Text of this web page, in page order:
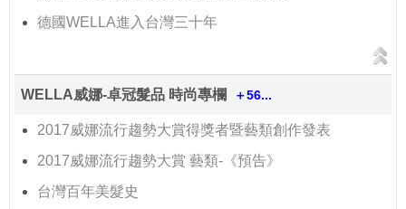
德國WELLA進入台灣三十年
WELLA威娜-卓冠髮品 時尚專欄 ＋56...
2017威娜流行趨勢大賞得獎者暨藝類創作發表
2017威娜流行趨勢大賞 藝類-《預告》
台灣百年美髮史